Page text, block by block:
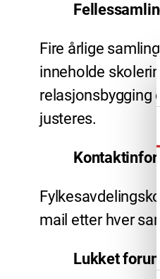
Fire årlige
inneholde
relasjonsbygging
justeres.
mail etter hver
Lukket